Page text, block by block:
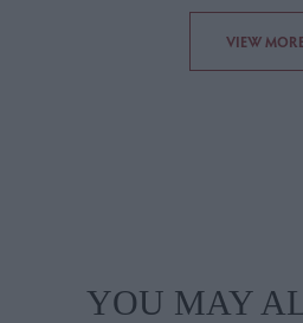
VIEW
YOU MAY